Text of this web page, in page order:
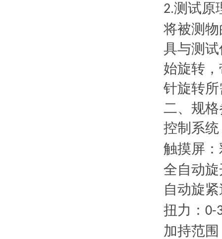
2.测试原
将被测
具与测
始旋转
针旋转
二、 规
控制系统
触摸屏
全自动
自动旋
扭力： 0-
加持范